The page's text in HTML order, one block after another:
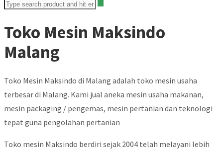
Toko Mesin Maksindo
Malang
Toko Mesin Maksindo di Malang adalah toko mesin usaha
terbesar di Malang. Kami jual aneka mesin usaha makanan,
mesin packaging / pengemas, mesin pertanian dan teknologi
tepat guna pengolahan pertanian
Toko mesin Maksindo berdiri sejak 2004 telah melayani lebih